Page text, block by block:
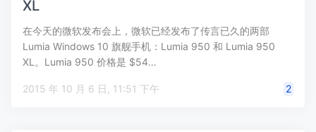
XL
在今天的微软发布会上，微软已经发布了传言已久的两部
Lumia Windows 10 旗舰手机：Lumia 950 和 Lumia 950
XL。Lumia 950 价格是 $54…
2015 年 10 月 6 日, 11:51 下午 2